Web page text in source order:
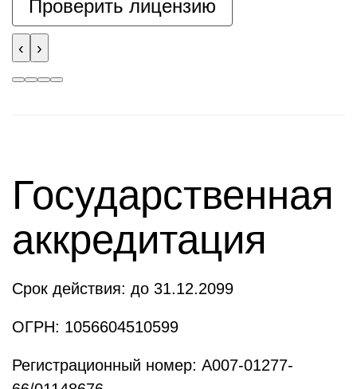
Проверить лицензию
‹ ›
Государственная
аккредитация
Срок действия: до 31.12.2099
ОГРН: 1056604510599
Регистрационный номер: А007-01277-